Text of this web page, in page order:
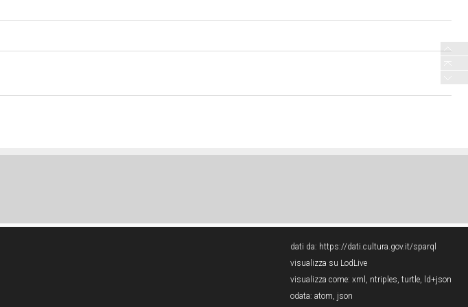
dati da: https://dati.cultura.gov.it/sparql
visualizza su LodLive
visualizza come: xml , ntriples, turtle, ld+json
odata: atom, json